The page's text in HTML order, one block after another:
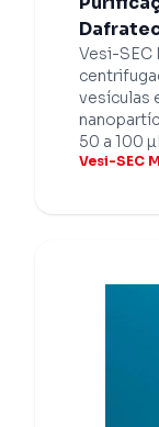
Vesi-SEC
vesículas
50 a 100
Vesi-SEC